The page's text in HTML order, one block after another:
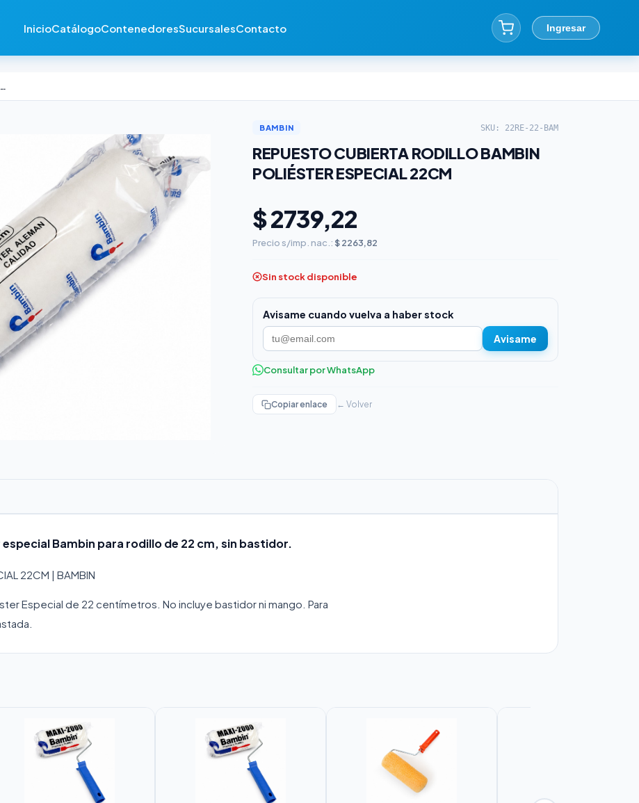
InicioCatálogoContenedoresSucursalesContacto Ingresar
Repuesto Cubierta Rodillo Bambin Poliéster Especial 22cm
BAMBIN SKU: 22RE-22-BAM
REPUESTO CUBIERTA RODILLO BAMBIN
POLIÉSTER ESPECIAL 22CM
$ 2739,22
Precio s/imp. nac.: $ 2263,82
Sin stock disponible
Avisame cuando vuelva a haber stock
Avisame
Consultar por WhatsApp
Copiar enlace ← Volver
Bambin para rodillo de 22 cm, sin bastidor.
22CM | BAMBIN
Especial de 22 centímetros. No incluye bastidor ni mango. Para